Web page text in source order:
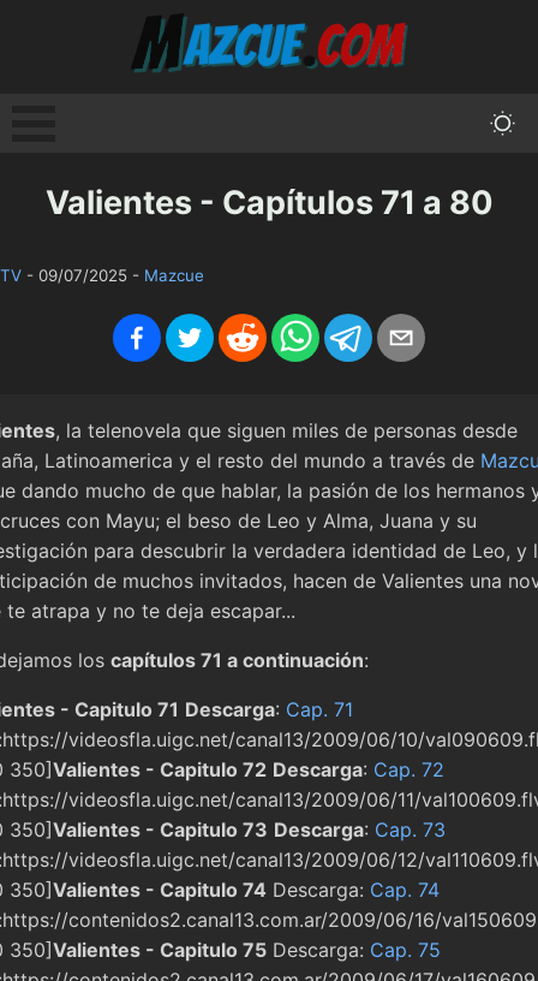
Valientes - Capítulos 71 a 80
- 09/07/2025- Mazcue
, la telenovela que siguen miles de personas desde
Latinoamerica y el resto del mundo a través de
dando mucho de que hablar, la pasión de los hermanos
con Mayu; el beso de Leo y Alma, Juana y su
para descubrir la verdadera identidad de Leo, y
de muchos invitados, hacen de Valientes una
te atrapa y no te deja escapar...
los capítulos 71 a continuación:
- Capitulo 71 Descarga: Cap. 71
videosfla.uigc.net/canal13/2009/06/10/
350]Valientes - Capitulo 72 Descarga: Cap. 72
videosfla.uigc.net/canal13/2009/06/11/
350]Valientes - Capitulo 73 Descarga: Cap. 73
videosfla.uigc.net/canal13/2009/06/12/
350]Valientes - Capitulo 74 Descarga: Cap. 74
contenidos2.canal13.com.ar/2009/06/16/
350]Valientes - Capitulo 75Descarga: Cap. 75